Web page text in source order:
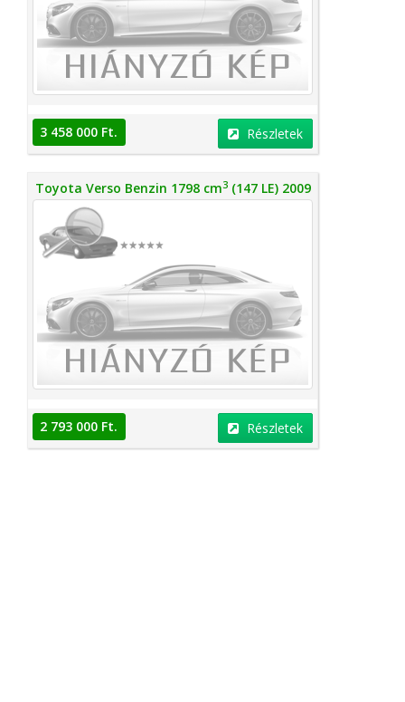
3 458 000 Ft. Részletek
Toyota Verso Benzin 1798 cm3(147 LE) 2009
2 793 000 Ft. Részletek